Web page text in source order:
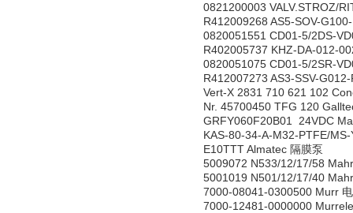
0821200003 VALV.STROZ/
R412009268 AS5-SOV-
0820051551 CD01-5/2DS-
R402005737 KHZ-DA-012-
0820051075 CD01-5/2SR-
R412007273 AS3-SSV-
Vert-X 2831 710 621 102
Nr. 45700450 TFG 120
GRFY060F20B01 24VDC
KAS-80-34-A-M32-PTFE/
E10TTT Almatec 隔膜泵
5009072 N533/12/17/58
5001019 N501/12/17/40
7000-08041-0300500 Murr
7000-12481-0000000